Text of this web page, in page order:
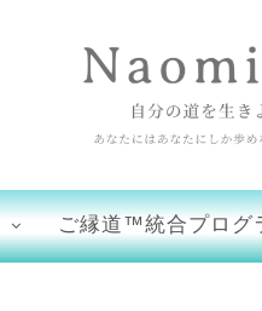
ご縁道™統合プログ